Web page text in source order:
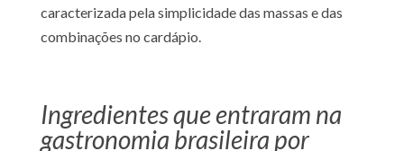
caracterizada pela simplicidade das massas e das
combinações no cardápio.
Ingredientes que entraram na
gastronomia brasileira por